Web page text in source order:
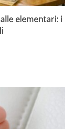
elementari: i